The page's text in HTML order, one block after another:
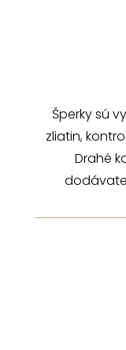
Šperky sú
zliatin,
Drahé